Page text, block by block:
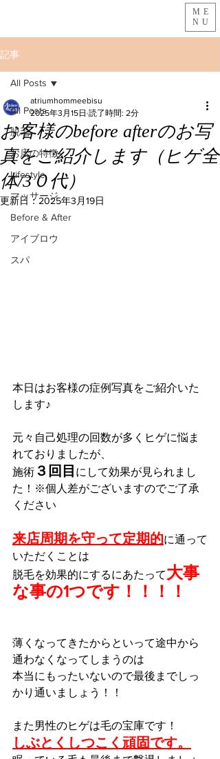
ME
NU
記事
All Posts
脱毛
お店の特徴
Lifestyle
マッサージ
Before & After
アイブロウ
スパ
All Posts
お客様のbefore afterのお写
真をご紹介します（ヒゲ全
体/3０代）
atriumhommeebisu
2025年3月15日 読了時間: 2分
更新日： 2025年3月19日
本日はお客様の症例写真をご紹介いた
します♪
元々自己処理の回数が多くヒゲに悩ま
れておりましたが、
施術 ３回目 にして効果が見られまし
た！※個人差がございますのでご了承
ください
来店周期を守って定期的に通って
いただくことは
脱毛を効果的にするにあたって大事
な事の1つです！！！！
薄くなってきたからといって途中から
通わなくなってしまうのは
本当にもったいないので最後までしっ
かり通いましょう！！
また男性のヒゲは毛の宝庫です！
しぶとくしつこく頑固です。